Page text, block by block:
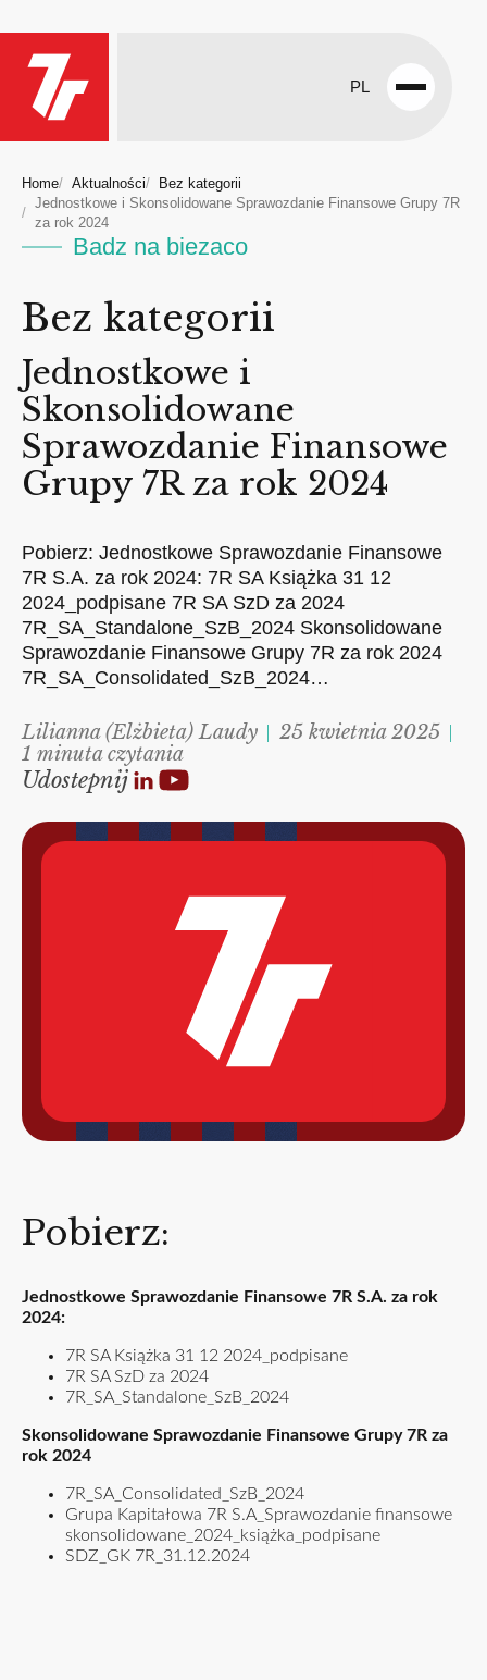
PL
Open
Home Aktualności
Bez kategorii
Jednostkowe i Skonsolidowane Sprawozdanie Finansowe Grupy 7R
za rok 2024
Badz na biezaco
Bez kategorii
Jednostkowe i
Skonsolidowane
Sprawozdanie Finansowe
Grupy 7R za rok 2024
Pobierz: Jednostkowe Sprawozdanie Finansowe
7R S.A. za rok 2024: 7R SA Książka 31 12
2024_podpisane 7R SA SzD za 2024
7R_SA_Standalone_SzB_2024 Skonsolidowane
Sprawozdanie Finansowe Grupy 7R za rok 2024
7R_SA_Consolidated_SzB_2024…
Lilianna (Elżbieta) Laudy
25 kwietnia 2025
1 minuta czytania
Udostepnij
Pobierz:
Jednostkowe Sprawozdanie Finansowe 7R S.A. za rok
2024:
7R SA Książka 31 12 2024_podpisane
7R SA SzD za 2024
7R_SA_Standalone_SzB_2024
Skonsolidowane Sprawozdanie Finansowe Grupy 7R za
rok 2024
7R_SA_Consolidated_SzB_2024
Grupa Kapitałowa 7R S.A_Sprawozdanie finansowe
skonsolidowane_2024_książka_podpisane
SDZ_GK 7R_31.12.2024